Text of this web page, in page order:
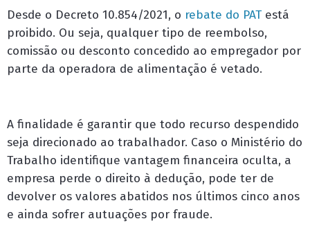
Desde o Decreto 10.854/2021, o rebate do PATestá
proibido. Ou seja, qualquer tipo de reembolso,
comissão ou desconto concedido ao empregador por
parte da operadora de alimentação é vetado.
A finalidade é garantir que todo recurso despendido
seja direcionado ao trabalhador. Caso o Ministério do
Trabalho identifique vantagem financeira oculta, a
empresa perde o direito à dedução, pode ter de
devolver os valores abatidos nos últimos cinco anos
e ainda sofrer autuações por fraude.